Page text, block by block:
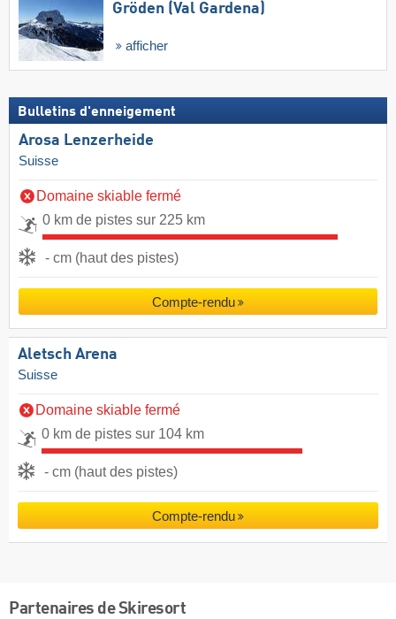
Gröden (Val Gardena)
afficher
Bulletins d'enneigement
Arosa Lenzerheide
Suisse
Domaine skiable fermé
0 km de pistes sur 225 km
- cm (haut des pistes)
Compte-rendu
Aletsch Arena
Suisse
Domaine skiable fermé
0 km de pistes sur 104 km
- cm (haut des pistes)
Compte-rendu
Partenaires de Skiresort